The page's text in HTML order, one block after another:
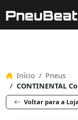
Início
Pneus
CONTINENTAL
Voltar para a